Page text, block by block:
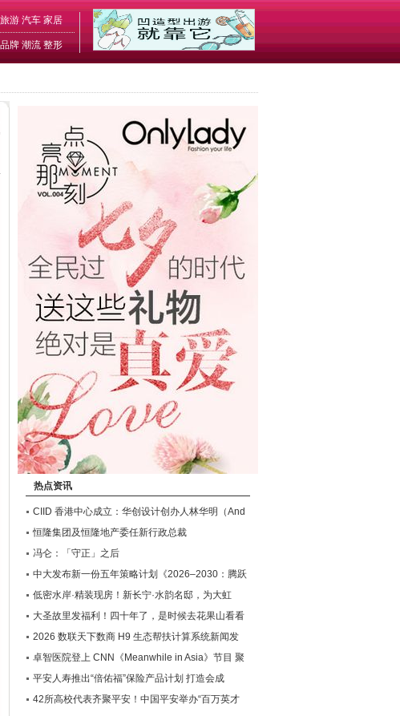
旅游 汽车 家居
品牌 潮流 整形
热点资讯
CIID 香港中心成立：华创设计创办人林华明（And
恒隆集团及恒隆地产委任新行政总裁
冯仑：「守正」之后
中大发布新一份五年策略计划《2026‒2030：腾跃
低密水岸·精装现房！新长宁·水韵名邸，为大虹
大圣故里发福利！四十年了，是时候去花果山看看
2026 数联天下数商 H9 生态帮扶计算系统新闻发
卓智医院登上 CNN《Meanwhile in Asia》节目 聚
平安人寿推出“倍佑福”保险产品计划 打造会成
42所高校代表齐聚平安！中国平安举办“百万英才